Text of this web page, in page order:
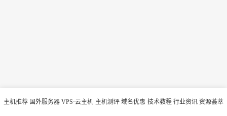
主机推荐 国外服务器 VPS·云主机 主机测评 域名优惠 技术教程 行业资讯 资源荟萃